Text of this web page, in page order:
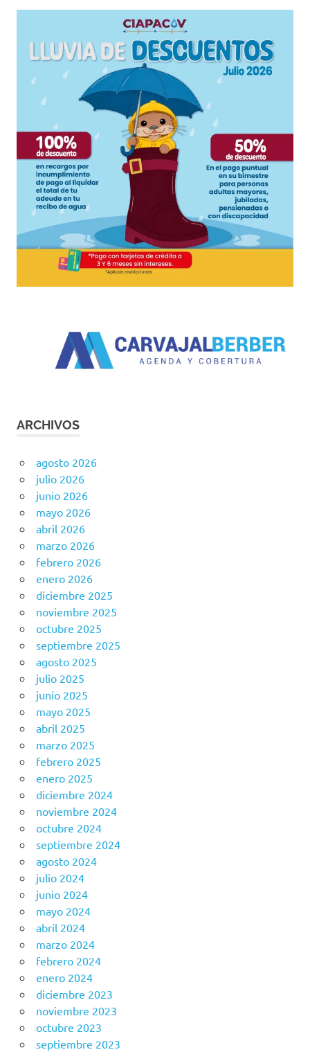
ARCHIVOS
agosto 2026
julio 2026
junio 2026
mayo 2026
abril 2026
marzo 2026
febrero 2026
enero 2026
diciembre 2025
noviembre 2025
octubre 2025
septiembre 2025
agosto 2025
julio 2025
junio 2025
mayo 2025
abril 2025
marzo 2025
febrero 2025
enero 2025
diciembre 2024
noviembre 2024
octubre 2024
septiembre 2024
agosto 2024
julio 2024
junio 2024
mayo 2024
abril 2024
marzo 2024
febrero 2024
enero 2024
diciembre 2023
noviembre 2023
octubre 2023
septiembre 2023